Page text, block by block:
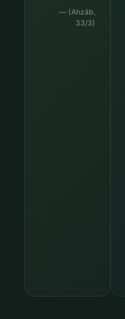
— (Ahzâb,
33/3)